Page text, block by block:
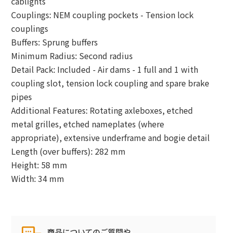
Couplings: NEM coupling pockets - Tension lock
couplings
Buffers: Sprung buffers
Minimum Radius: Second radius
Detail Pack: Included - Air dams - 1 full and 1 with
coupling slot, tension lock coupling and spare brake
pipes
Additional Features: Rotating axleboxes, etched
metal grilles, etched nameplates (where
appropriate), extensive underframe and bogie detail
Length (over buffers): 282 mm
Height: 58 mm
Width: 34 mm